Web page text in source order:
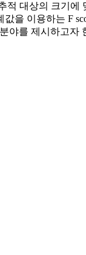
적 대상의 크기에
을 이용하는 F
야를 제시하고자